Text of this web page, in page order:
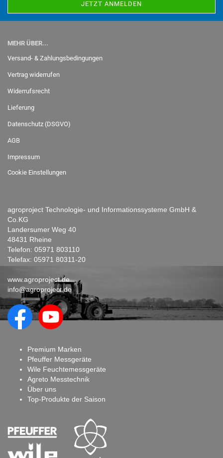
MEHR ÜBER...
Versand- & Zahlungsbedingungen
Vertrag widerrufen
Widerrufsrecht
Lieferung
Datenschutz (DSGVO)
AGB
Impressum
Cookie Einstellungen
agroproject Technologie- und Informationssysteme GmbH &
Co.KG
Landersumer Weg 40
48431 Rheine
Telefon: 05971 803110
Telefax: 05971 80311-20
www.agroproject.de
info@agroproject.de
Premium Marken
Pfeuffer Messgeräte
Wile Feuchtemessgeräte
Agreto Messtechnik
Über uns
Top-Produkte der Saison